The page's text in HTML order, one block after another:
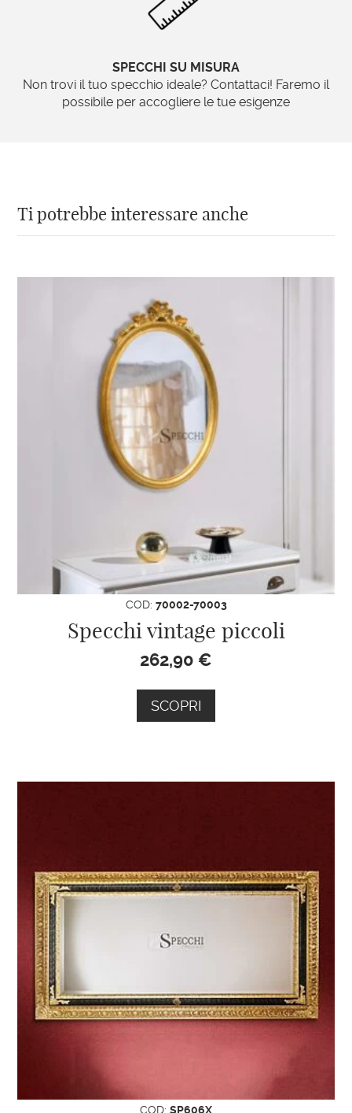
SPECCHI SU MISURA
Non trovi il tuo specchio ideale? Contattaci! Faremo il
possibile per accogliere le tue esigenze
Ti potrebbe interessare anche
COD: 70002-70003
Specchi vintage piccoli
262,90 €
SCOPRI
COD: SP606X